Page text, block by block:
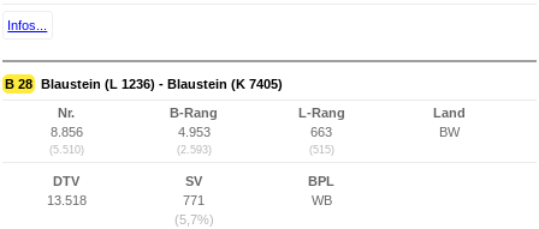
Infos...
B 28 Blaustein (L 1236) - Blaustein (K 7405)
Nr.
8.856
(5.510)
B-Rang
4.953
(2.593)
L-Rang
663
(515)
Land
BW
DTV
13.518
SV
771
(5,7%)
BPL
WB